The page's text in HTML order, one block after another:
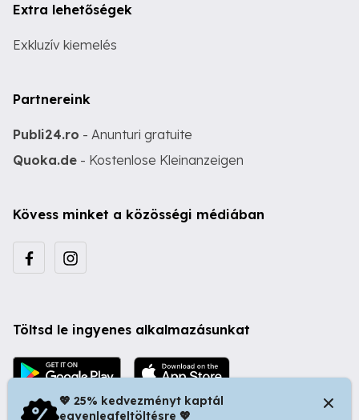
Extra lehetőségek
Exkluzív kiemelés
Partnereink
Publi24.ro - Anunturi gratuite
Quoka.de - Kostenlose Kleinanzeigen
Kövess minket a közösségi médiában
Töltsd le ingyenes alkalmazásunkat
💖 25% kedvezményt kaptál
egyenlegfeltöltésre 💖